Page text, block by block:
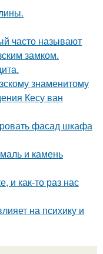
часто называют
замком.
знаменитому
Кесу ван
фасад шкафа
и камень
и как-то раз нас
на психику и